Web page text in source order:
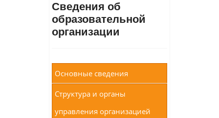
Сведения об
образовательной
организации
Основные сведения
Структура и органы
управления организацией